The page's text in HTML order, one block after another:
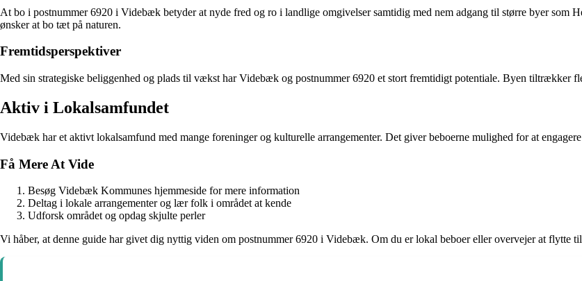
At bo i postnummer 6920 i Videbæk betyder at nyde fred og ro i landlige omgivelser samtidig med nem adgang til større byer som
ønsker at bo tæt på naturen.
Fremtidsperspektiver
Med sin strategiske beliggenhed og plads til vækst har Videbæk og postnummer 6920 et stort fremtidigt potentiale. Byen tiltrækker
Aktiv i Lokalsamfundet
Videbæk har et aktivt lokalsamfund med mange foreninger og kulturelle arrangementer. Det giver beboerne mulighed for at
Få Mere At Vide
Besøg Videbæk Kommunes hjemmeside for mere information
Deltag i lokale arrangementer og lær folk i området at kende
Udforsk området og opdag skjulte perler
Vi håber, at denne guide har givet dig nyttig viden om postnummer 6920 i Videbæk. Om du er lokal beboer eller overvejer at flytte